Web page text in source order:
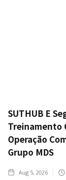
SUTHUB E
Treinamento
Operação
Grupo MDS
Aug 5, 2026